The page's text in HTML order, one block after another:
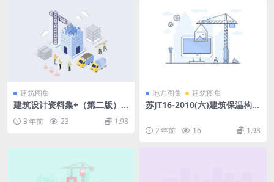
建筑图集
建筑设计资料集+（第二版）0
3 年前 23 1.98
地方图集 建筑图集
苏JT16-2010(六)建筑保温构造
2 年前 16 1.98